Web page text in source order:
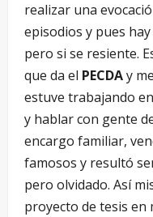
realizar una
episodios y pues
pero si se resiente.
que da el PECDAy
estuve trabajando
y hablar con gente
encargo familiar,
famosos y resultó
pero olvidado. Así
proyecto de tesis en